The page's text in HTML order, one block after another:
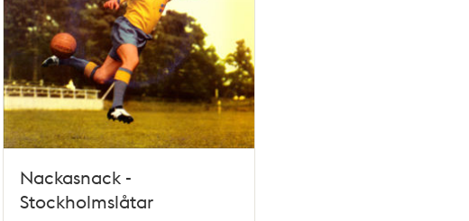
Nackasnack -
Stockholmslåtar